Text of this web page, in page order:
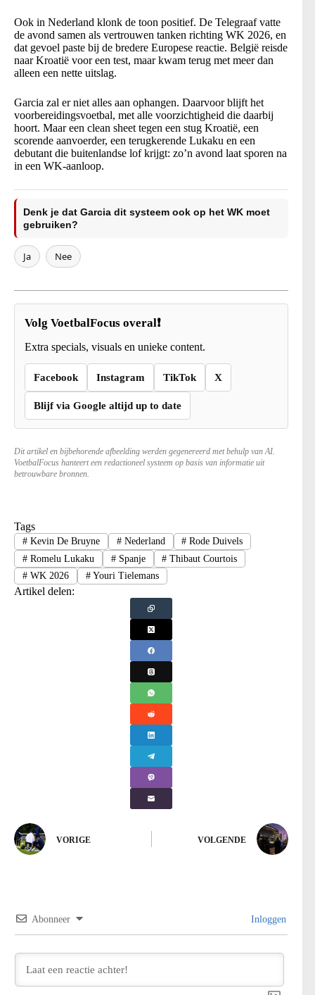
Ook in Nederland klonk de toon positief. De Telegraaf vatte
de avond samen als vertrouwen tanken richting WK 2026, en
dat gevoel paste bij de bredere Europese reactie. België reisde
naar Kroatië voor een test, maar kwam terug met meer dan
alleen een nette uitslag.
Garcia zal er niet alles aan ophangen. Daarvoor blijft het
voorbereidingsvoetbal, met alle voorzichtigheid die daarbij
hoort. Maar een clean sheet tegen een stug Kroatië, een
scorende aanvoerder, een terugkerende Lukaku en een
debutant die buitenlandse lof krijgt: zo’n avond laat sporen na
in een WK-aanloop.
Denk je dat Garcia dit systeem ook op het WK moet
gebruiken?
Ja Nee
Volg VoetbalFocus overal❗
Extra specials, visuals en unieke content.
Facebook Instagram TikTok X
Blijf via Google altijd up to date
Dit artikel en bijbehorende afbeelding werden gegenereerd met behulp van AI.
VoetbalFocus hanteert een redactioneel systeem op basis van informatie uit
betrouwbare bronnen.
Tags
#Kevin De Bruyne #Nederland # Rode Duivels
#Romelu Lukaku #Spanje # Thibaut Courtois
#WK 2026 #Youri Tielemans
Artikel delen:
VORIGE VOLGENDE
Abonneer Inloggen